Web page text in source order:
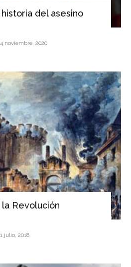
del asesino
noviembre, 2020
Revolución
julio, 2018